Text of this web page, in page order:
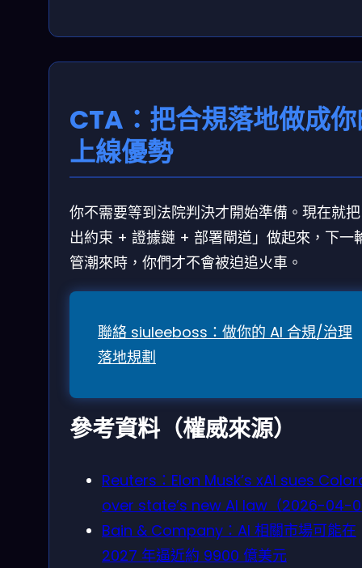
CTA：把合規落地做成
上線優勢
你不需要等到法院判決才開始準備。現在就
出約束 + 證據鏈 + 部署閘道」做起來，下一
管潮來時，你們才不會被迫追火車。
聯絡 siuleeboss：做你的 AI 合規/治理
落地規劃
參考資料（權威來源）
Reuters：Elon Musk’s xAI sues
over state’s new AI law（2026-04-
Bain & Company：AI 相關市場可能在
2027 年逼近約 9900 億美元